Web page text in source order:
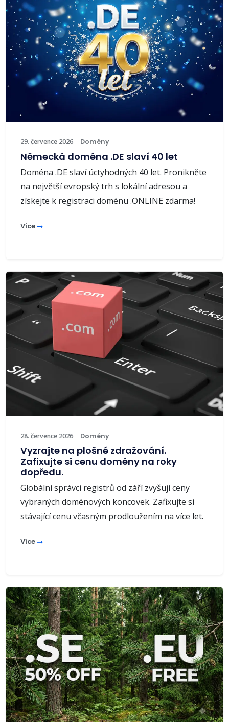
29. července 2026 Domény
Německá doména .DE slaví 40 let
Doména .DE slaví úctyhodných 40 let. Pronikněte
na největší evropský trh s lokální adresou a
získejte k registraci doménu .ONLINE zdarma!
Více
28. července 2026 Domény
Vyzrajte na plošné zdražování.
Zafixujte si cenu domény na roky
dopředu.
Globální správci registrů od září zvyšují ceny
vybraných doménových koncovek. Zafixujte si
stávající cenu včasným prodloužením na více let.
Více